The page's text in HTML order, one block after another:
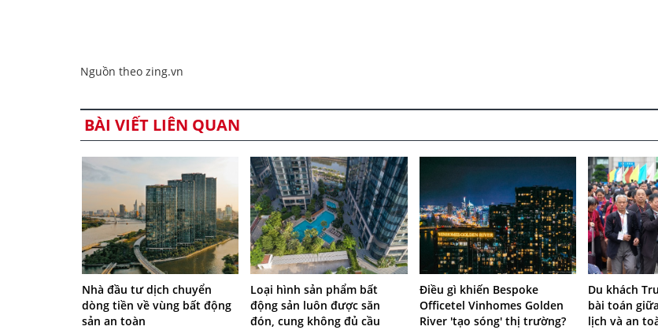
Nguồn theo zing.vn
BÀI VIẾT LIÊN QUAN
Nhà đầu tư dịch chuyển
dòng tiền về vùng bất động
sản an toàn
Loại hình sản phẩm bất
động sản luôn được săn
đón, cung không đủ cầu
Điều gì khiến Bespoke
Officetel Vinhomes Golden
River 'tạo sóng' thị trường?
Du khách
bài toán
lịch và an